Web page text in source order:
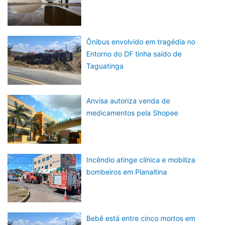
Ônibus envolvido em tragédia no
Entorno do DF tinha saído de
Taguatinga
Anvisa autoriza venda de
medicamentos pela Shopee
Incêndio atinge clínica e mobiliza
bombeiros em Planaltina
Bebê está entre cinco mortos em